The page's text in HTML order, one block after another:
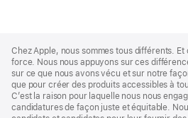
Footer
Chez Apple, nous sommes tous différents. Et
force. Nous nous appuyons sur ces
sur ce que nous avons vécu et sur notre
que pour créer des produits accessibles à
C’est la raison pour laquelle nous nous
candidatures de façon juste et équitable.